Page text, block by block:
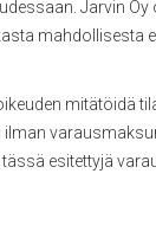
Jarvin Oy
mahdollisesta
mitätöidä
esitettyjä